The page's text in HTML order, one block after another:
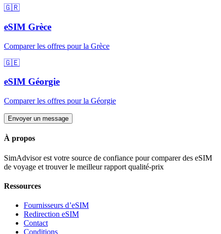
🇬🇷
eSIM Grèce
Comparer les offres pourla Grèce
🇬🇪
eSIM Géorgie
Comparer les offres pourla Géorgie
Envoyer un message
À propos
SimAdvisor est votre source de confiance pour comparer des eSIM
de voyage et trouver le meilleur rapport qualité-prix
Ressources
Fournisseurs d’eSIM
Redirection eSIM
Contact
Conditions